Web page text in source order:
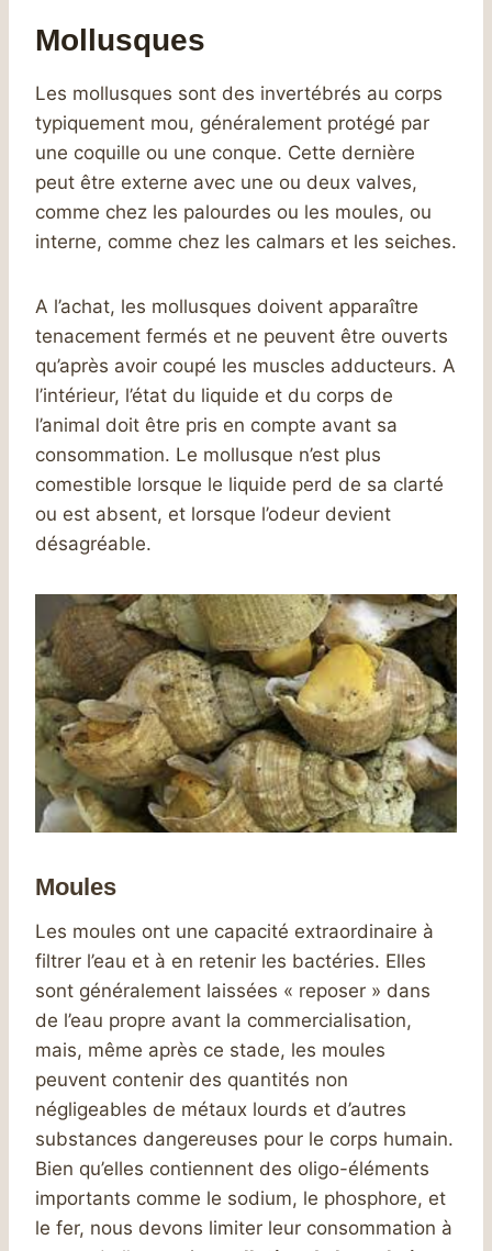
Mollusques
Les mollusques sont des invertébrés au corps
typiquement mou, généralement protégé par
une coquille ou une conque. Cette dernière
peut être externe avec une ou deux valves,
comme chez les palourdes ou les moules, ou
interne, comme chez les calmars et les seiches.
A l’achat, les mollusques doivent apparaître
tenacement fermés et ne peuvent être ouverts
qu’après avoir coupé les muscles adducteurs. A
l’intérieur, l’état du liquide et du corps de
l’animal doit être pris en compte avant sa
consommation. Le mollusque n’est plus
comestible lorsque le liquide perd de sa clarté
ou est absent, et lorsque l’odeur devient
désagréable.
Moules
Les moules ont une capacité extraordinaire à
filtrer l’eau et à en retenir les bactéries. Elles
sont généralement laissées « reposer » dans
de l’eau propre avant la commercialisation,
mais, même après ce stade, les moules
peuvent contenir des quantités non
négligeables de métaux lourds et d’autres
substances dangereuses pour le corps humain.
Bien qu’elles contiennent des oligo-éléments
importants comme le sodium, le phosphore, et
le fer, nous devons limiter leur consommation à